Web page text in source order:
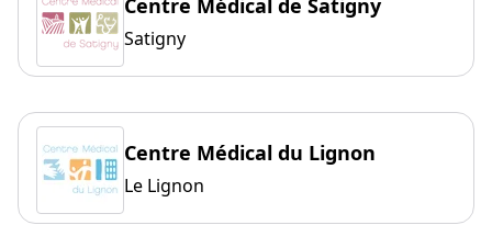
Centre Médical de Satigny
Satigny
Centre Médical du Lignon
Le Lignon